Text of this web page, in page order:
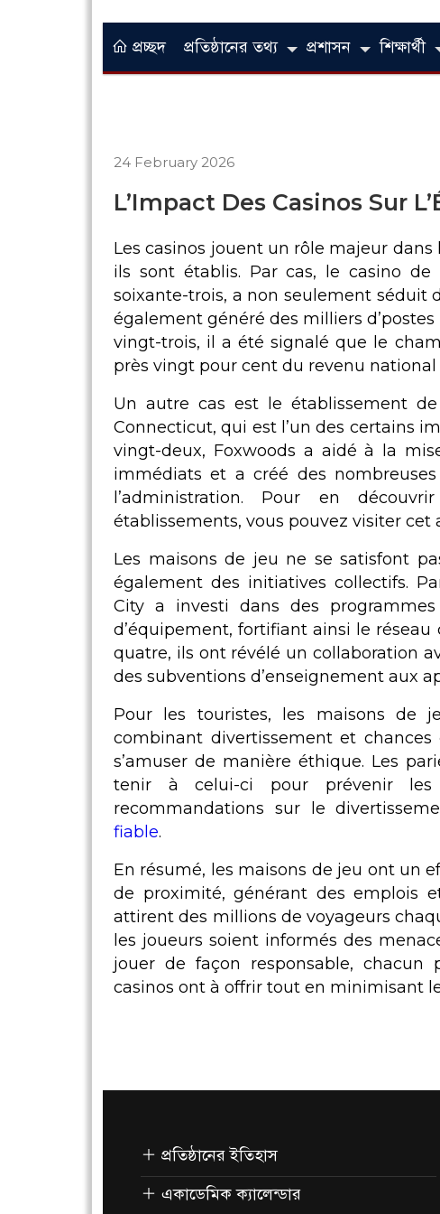
প্রচ্ছদ প্রতিষ্ঠানের তথ্য প্রশাসন শিক্ষার্থী
24 February 2026
L’Impact Des Casinos Sur
Les casinos jouent un rôle majeur
ils sont établis. Par cas, le casino
soixante-trois, a non seulement séduit
également généré des milliers
vingt-trois, il a été signalé que le
près vingt pour cent du revenu national
Un autre cas est le établissement
Connecticut, qui est l’un des certains
vingt-deux, Foxwoods a aidé à la
immédiats et a créé des
l’administration. Pour en
établissements, vous pouvez visiter cet
Les maisons de jeu ne se satisfont
également des initiatives collectifs.
City a investi dans des
d’équipement, fortifiant ainsi le
quatre, ils ont révélé un collaboration
des subventions d’enseignement aux
Pour les touristes, les maisons de
combinant divertissement et
s’amuser de manière éthique. Les
tenir à celui-ci pour prévenir
recommandations sur le
fiable.
En résumé, les maisons de jeu ont un
de proximité, générant des emplois
attirent des millions de voyageurs
les joueurs soient informés des
jouer de façon responsable,
casinos ont à offrir tout en minimisant
প্রতিষ্ঠানের ইতিহাস
একাডেমিক ক্যালেন্ডার